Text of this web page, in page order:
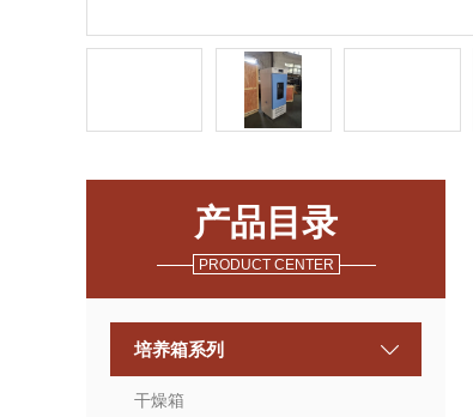
产品目录
PRODUCT CENTER
培养箱系列
干燥箱